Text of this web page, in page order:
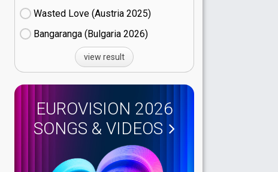
Wasted Love (Austria
25)
Bangaranga (Bulgaria
26)
view result
EUROVISION 2026
SONGS & VIDEOS